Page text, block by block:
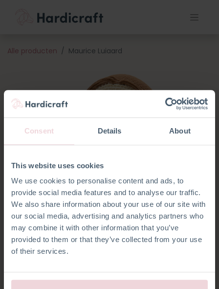
Consent Details About
This website uses cookies
We use cookies to personalise content and ads, to
provide social media features and to analyse our traffic.
We also share information about your use of our site with
our social media, advertising and analytics partners who
may combine it with other information that you’ve
provided to them or that they’ve collected from your use
of their services.
Alle producten Maurice Luiaard